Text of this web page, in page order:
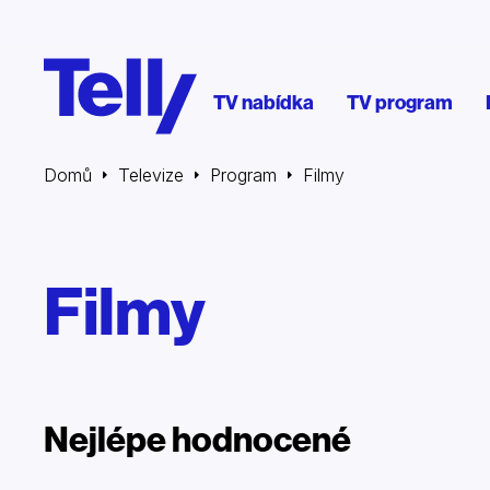
TV nabídka TV program
Domů Televize Program Filmy
Filmy
Nejlépe hodnocené